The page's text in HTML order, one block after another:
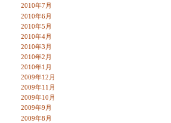
2010年7月
2010年6月
2010年5月
2010年4月
2010年3月
2010年2月
2010年1月
2009年12月
2009年11月
2009年10月
2009年9月
2009年8月